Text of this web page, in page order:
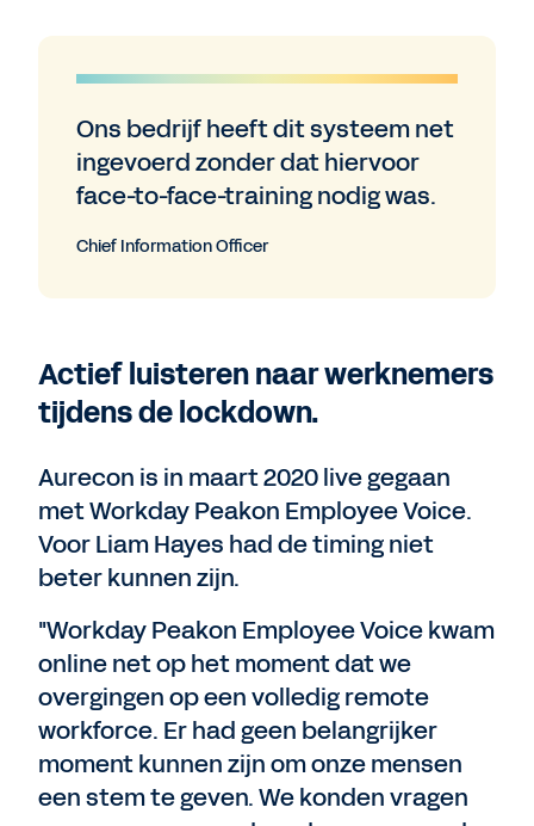
Ons bedrijf heeft dit systeem net
ingevoerd zonder dat hiervoor
face-to-face-training nodig was.
Chief Information Officer
Actief luisteren naar werknemers
tijdens de lockdown.
Aurecon is in maart 2020 live gegaan
met Workday Peakon Employee Voice.
Voor Liam Hayes had de timing niet
beter kunnen zijn.
"Workday Peakon Employee Voice kwam
online net op het moment dat we
overgingen op een volledig remote
workforce. Er had geen belangrijker
moment kunnen zijn om onze mensen
een stem te geven. We konden vragen